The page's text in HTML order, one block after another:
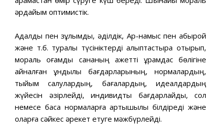
әрдайым оптимистік.
Адалдық пен зұлымдық, әділдік, Ар-намыс пен абырой
және т.б. туралы түсініктерді қалыптастыра отырып,
мораль қоғамдық сананың қажетті құрамдас бөлігіне
айналған құндылық бағдарларының, нормалардың,
тыйым салулардың, бағалардың, идеалдардың
жүйесін әзірлейді, индивидты бағдарлайды, сол
немесе басқа нормаларға артықшылық білдіреді және
оларға сәйкес әрекет етуге мәжбүрлейді.